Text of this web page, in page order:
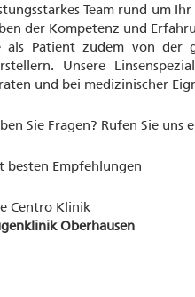
Team rund um
der Kompetenz und
als Patient zudem von der
Unsere
und bei medizinischer
Sie Fragen? Rufen Sie uns
besten Empfehlungen
Centro Klinik
Oberhausen